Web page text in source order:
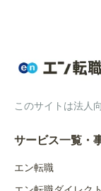
このサイトは法人
サービス一覧・
エン転職